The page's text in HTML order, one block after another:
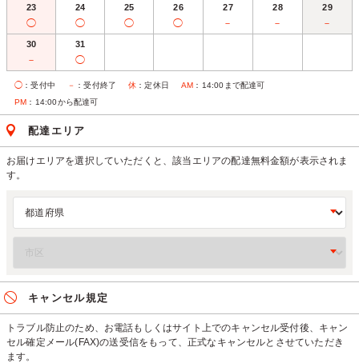
23
◯
24
◯
25
◯
26
◯
27
－
28
－
29
－
30
－
31
◯
◯ ：受付中 － ：受付終了 休 ：定休日 AM ：14:00まで配達可
PM ：14:00から配達可
配達エリア
お届けエリアを選択していただくと、該当エリアの配達無料金額が表示されま
す。
キャンセル規定
トラブル防止のため、お電話もしくはサイト上でのキャンセル受付後、キャン
セル確定メール(FAX)の送受信をもって、正式なキャンセルとさせていただき
ます。